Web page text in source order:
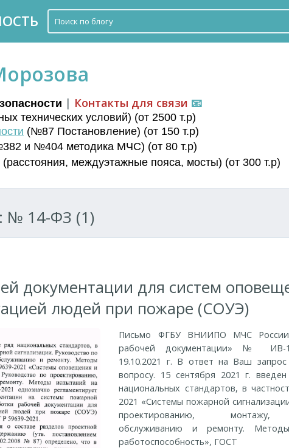
| Контакты для связи 📧
технических условий) (от 2500 т.р)
(№87 Постановление) (от 150 т.р)
и №404 методика МЧС) (от 80 т.р)
(расстояния, междуэтажные пояса, мосты) (от 300 т.р)
№ 14-ФЗ (1)
документации для систем
людей при пожаре (СОУЭ)
Письмо ФГБУ ВНИИПО МЧС России
рабочей документации» № ИВ-
19.10.2021 г. В ответ на Ваш
вопросу. 15 сентября 2021 г.
национальных стандартов, в
2021 «Системы пожарной
проектированию, монтажу,
обслуживанию и ремонту.
работоспособность», ГОСТ